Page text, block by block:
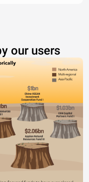
our users